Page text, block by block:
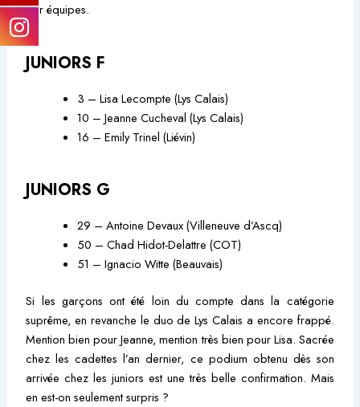
par équipes.
JUNIORS F
3 – Lisa Lecompte (Lys Calais)
10 – Jeanne Cucheval (Lys Calais)
16 – Emily Trinel (Liévin)
JUNIORS G
29 – Antoine Devaux (Villeneuve d’Ascq)
50 – Chad Hidot-Delattre (COT)
51 – Ignacio Witte (Beauvais)
Si les garçons ont été loin du compte dans la catégorie
suprême, en revanche le duo de Lys Calais a encore frappé.
Mention bien pour Jeanne, mention très bien pour Lisa. Sacrée
chez les cadettes l’an dernier, ce podium obtenu dès son
arrivée chez les juniors est une très belle confirmation. Mais
en est-on seulement surpris ?